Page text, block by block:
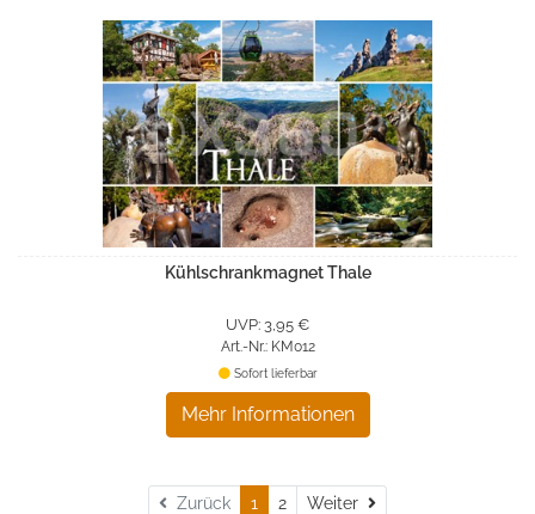
Kühlschrankmagnet Thale
UVP: 3,95 €
Art.-Nr.: KM012
Mehr Informationen
Sofort lieferbar
Zurück 1 2 Weiter Weiter